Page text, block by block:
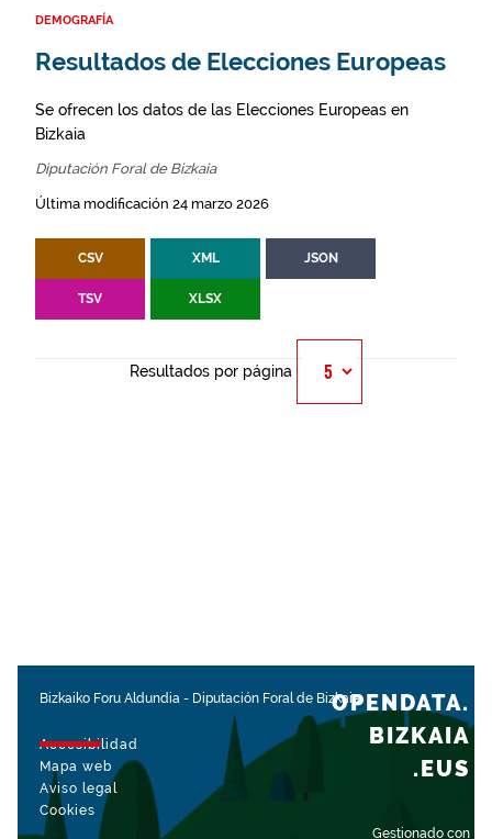
DEMOGRAFÍA
Resultados de Elecciones Europeas
Se ofrecen los datos de las Elecciones Europeas en
Bizkaia
Diputación Foral de Bizkaia
Última modificación 24 marzo 2026
CSV XML JSON
TSV XLSX
Resultados por página
Bizkaiko Foru Aldundia - Diputación Foral de Bizkaia
Accesibilidad
Mapa web
Aviso legal
Cookies
Gestionado con
OPENDATA.
BIZKAIA
.EUS